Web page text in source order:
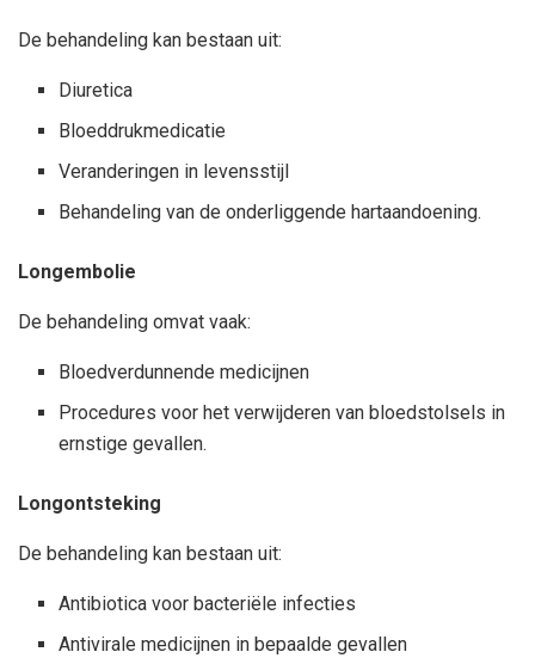
De behandeling kan bestaan uit:
Diuretica
Bloeddrukmedicatie
Veranderingen in levensstijl
Behandeling van de onderliggende hartaandoening.
Longembolie
De behandeling omvat vaak:
Bloedverdunnende medicijnen
Procedures voor het verwijderen van bloedstolsels in
ernstige gevallen.
Longontsteking
De behandeling kan bestaan uit:
Antibiotica voor bacteriële infecties
Antivirale medicijnen in bepaalde gevallen